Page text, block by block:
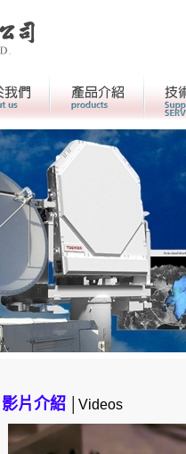
關於我們> 產品介紹
影片介紹│Videos